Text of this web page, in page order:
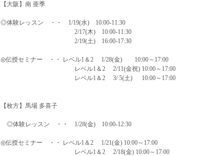
【大阪】南 亜季
◎体験レッスン ・・ 1/19(水) 10:00-11:30
2/17(木) 10:00-11:30
2/19(土) 16:00-17:30
◎伝授セミナー ・・ レベル1＆2 1/28(金) 10:00～17:00
レベル1＆2 2/11(金祝) 10:00～17:00
レベル1＆2 3/ 5(土) 10:00～17:00
【枚方】馬場 多喜子
◎体験レッスン ・・ 1/28(金) 10:00-12:30
◎伝授セミナー ・・ レベル1＆2 1/21(金) 10:00～17:00
レベル1＆2 2/18(金) 10:00～17:00